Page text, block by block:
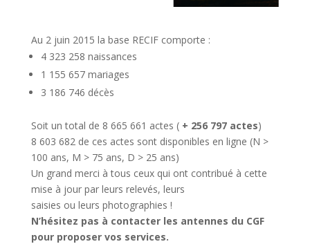
Au 2 juin 2015 la base RECIF comporte :
4 323 258 naissances
1 155 657 mariages
3 186 746 décès
Soit un total de 8 665 661 actes ( + 256 797 actes)
8 603 682 de ces actes sont disponibles en ligne (N >
100 ans, M > 75 ans, D > 25 ans)
Un grand merci à tous ceux qui ont contribué à cette
mise à jour par leurs relevés, leurs
saisies ou leurs photographies !
N’hésitez pas à contacter les antennes du CGF
pour proposer vos services.